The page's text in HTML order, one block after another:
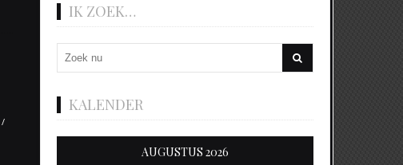
IK ZOEK…
KALENDER
AUGUSTUS 2026